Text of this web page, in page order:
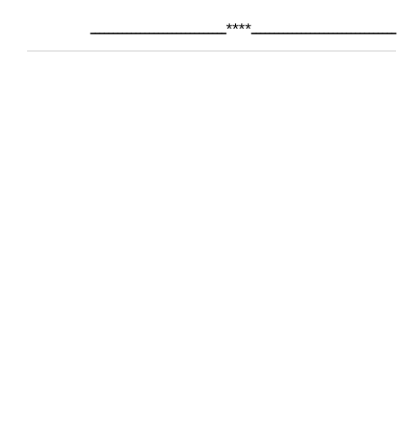
ــــــــــــــــــــــــــــــــ****ــــــــــــــــــــــــــــــ